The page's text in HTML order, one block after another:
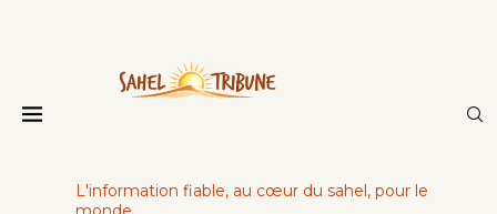
L'information fiable, au cœur du sahel, pour le